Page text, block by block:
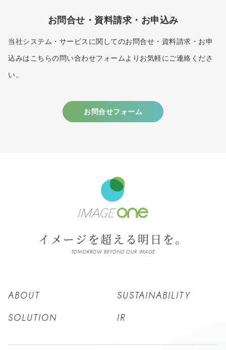
お問合せ・資料請求・お申込み
当社システム・サービスに関してのお問合せ・資料請求・お申
込みはこちらの問い合わせフォームよりお気軽にご連絡くださ
い。
お問合せフォーム
イメージを超える明日を。
TOMORROW BEYOND OUR IMAGE
ABOUT
SOLUTION
SUSTAINABILITY
IR